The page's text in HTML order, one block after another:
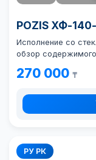
POZIS ХФ-
Исполнение со
обзор
270 000 ₸
РУ РК